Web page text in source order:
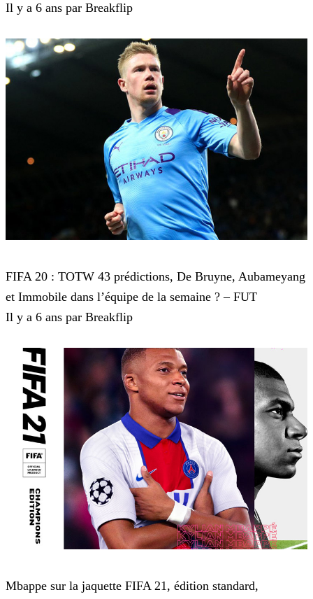
Il y a 6 ans par Breakflip
FIFA 20 : TOTW 43 prédictions, De Bruyne, Aubameyang
et Immobile dans l’équipe de la semaine ? – FUT
Il y a 6 ans par Breakflip
Mbappe sur la jaquette FIFA 21, édition standard,